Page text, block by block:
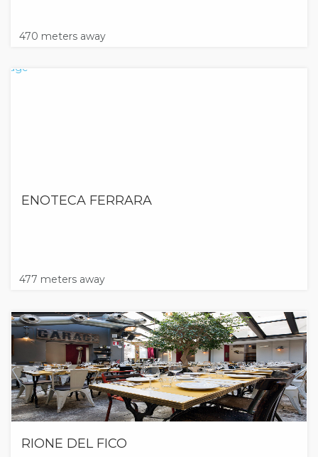
470 meters away
ENOTECA FERRARA
477 meters away
RIONE DEL FICO